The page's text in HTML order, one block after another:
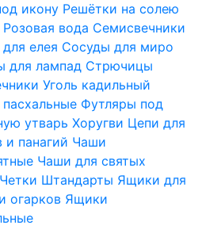
икону Решётки на солею
Розовая вода Семисвечники
елея Сосуды для миро
для лампад Стрючицы
Уголь кадильный
Футляры под
утварь Хоругви Цепи для
и панагий Чаши
Чаши для святых
Четки Штандарты Ящики для
огарков Ящики